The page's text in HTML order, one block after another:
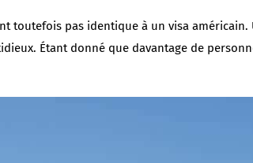
toutefois pas identique à un visa
Étant donné que davantage de